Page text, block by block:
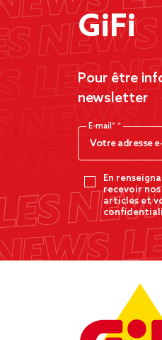
GiFi
Pour être
newsletter
E-mail*
En
recevoir
articles et